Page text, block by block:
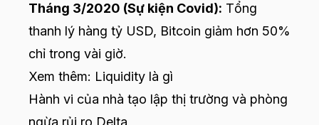
Tháng 3/2020 (Sự kiện Covid): Tổng
thanh lý hàng tỷ USD, Bitcoin giảm hơn 50%
chỉ trong vài giờ.
Xem thêm: Liquidity là gì
Hành vi của nhà tạo lập thị trường và phòng
ngừa rủi ro Delta